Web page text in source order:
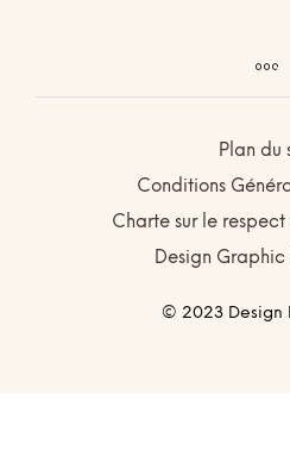
Plan du
Conditions
Charte sur le
Design
© 2023 Design